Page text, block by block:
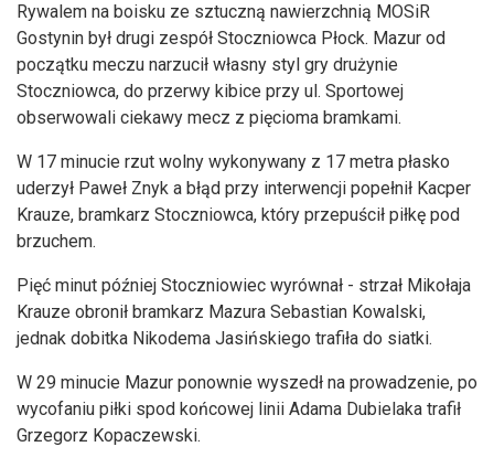
Rywalem na boisku ze sztuczną nawierzchnią MOSiR
Gostynin był drugi zespół Stoczniowca Płock. Mazur od
początku meczu narzucił własny styl gry drużynie
Stoczniowca, do przerwy kibice przy ul. Sportowej
obserwowali ciekawy mecz z pięcioma bramkami.
W 17 minucie rzut wolny wykonywany z 17 metra płasko
uderzył Paweł Znyk a błąd przy interwencji popełnił Kacper
Krauze, bramkarz Stoczniowca, który przepuścił piłkę pod
brzuchem.
Pięć minut później Stoczniowiec wyrównał - strzał Mikołaja
Krauze obronił bramkarz Mazura Sebastian Kowalski,
jednak dobitka Nikodema Jasińskiego trafiła do siatki.
W 29 minucie Mazur ponownie wyszedł na prowadzenie, po
wycofaniu piłki spod końcowej linii Adama Dubielaka trafił
Grzegorz Kopaczewski.